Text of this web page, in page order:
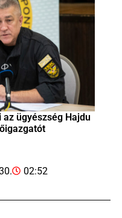
ügyészség Hajdu
02:52